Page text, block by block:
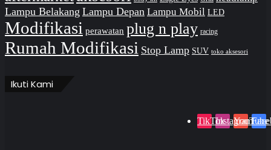
Lampu Belakang Lampu Depan Lampu Mobil LED
Modifikasi perawatan plug n play racing
Rumah Modifikasi Stop Lamp SUV toko aksesori
Ikuti Kami
YouTube
Instagram
TikTok